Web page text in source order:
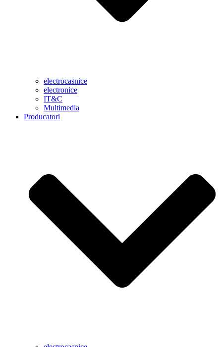
electrocasnice
electronice
IT&C
Multimedia
Producatori